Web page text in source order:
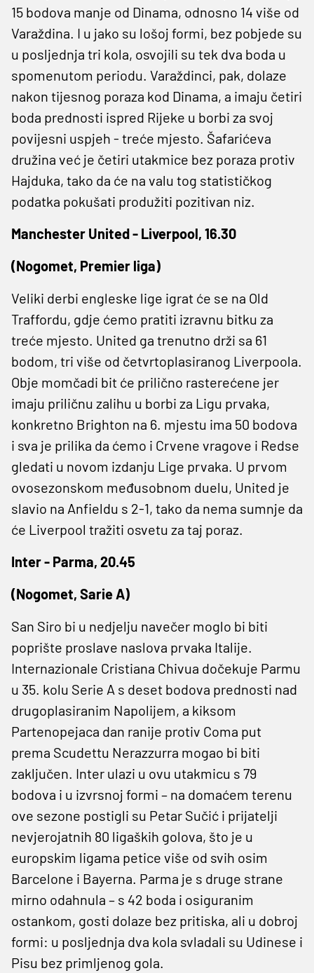
15 bodova manje od Dinama, odnosno 14 više od
Varaždina. I u jako su lošoj formi, bez pobjede su
u posljednja tri kola, osvojili su tek dva boda u
spomenutom periodu. Varaždinci, pak, dolaze
nakon tijesnog poraza kod Dinama, a imaju četiri
boda prednosti ispred Rijeke u borbi za svoj
povijesni uspjeh - treće mjesto. Šafarićeva
družina već je četiri utakmice bez poraza protiv
Hajduka, tako da će na valu tog statističkog
podatka pokušati produžiti pozitivan niz.
Manchester United - Liverpool, 16.30
(Nogomet, Premier liga)
Veliki derbi engleske lige igrat će se na Old
Traffordu, gdje ćemo pratiti izravnu bitku za
treće mjesto. United ga trenutno drži sa 61
bodom, tri više od četvrtoplasiranog Liverpoola.
Obje momčadi bit će prilično rasterećene jer
imaju priličnu zalihu u borbi za Ligu prvaka,
konkretno Brighton na 6. mjestu ima 50 bodova
i sva je prilika da ćemo i Crvene vragove i Redse
gledati u novom izdanju Lige prvaka. U prvom
ovosezonskom međusobnom duelu, United je
slavio na Anfieldu s 2-1, tako da nema sumnje da
će Liverpool tražiti osvetu za taj poraz.
Inter - Parma, 20.45
(Nogomet, Sarie A)
San Siro bi u nedjelju navečer moglo bi biti
poprište proslave naslova prvaka Italije.
Internazionale Cristiana Chivua dočekuje Parmu
u 35. kolu Serie A s deset bodova prednosti nad
drugoplasiranim Napolijem, a kiksom
Partenopejaca dan ranije protiv Coma put
prema Scudettu Nerazzurra mogao bi biti
zaključen. Inter ulazi u ovu utakmicu s 79
bodova i u izvrsnoj formi – na domaćem terenu
ove sezone postigli su Petar Sučić i prijatelji
nevjerojatnih 80 ligaških golova, što je u
europskim ligama petice više od svih osim
Barcelone i Bayerna. Parma je s druge strane
mirno odahnula – s 42 boda i osiguranim
ostankom, gosti dolaze bez pritiska, ali u dobroj
formi: u posljednja dva kola svladali su Udinese i
Pisu bez primljenog gola.